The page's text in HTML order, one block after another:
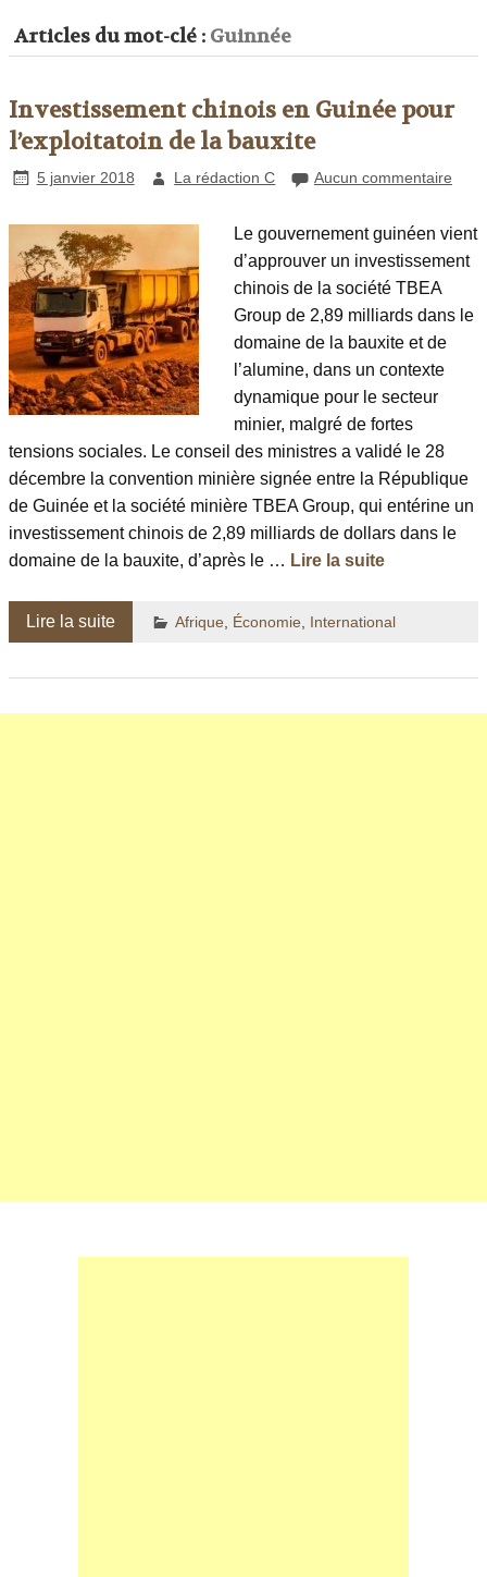
Articles du mot-clé : Guinnée
Investissement chinois en Guinée pour
l’exploitatoin de la bauxite
5 janvier 2018 La rédaction C Aucun commentaire
Le gouvernement guinéen vient
d’approuver un investissement
chinois de la société TBEA
Group de 2,89 milliards dans le
domaine de la bauxite et de
l’alumine, dans un contexte
dynamique pour le secteur
minier, malgré de fortes
tensions sociales. Le conseil des ministres a validé le 28
décembre la convention minière signée entre la République
de Guinée et la société minière TBEA Group, qui entérine un
investissement chinois de 2,89 milliards de dollars dans le
domaine de la bauxite, d’après le … Lire la suite
Lire la suite Afrique Économie International